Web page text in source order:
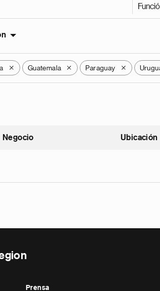
X Guatemala X Paraguay X
ascendente
Negocio Ubicación
Prensa